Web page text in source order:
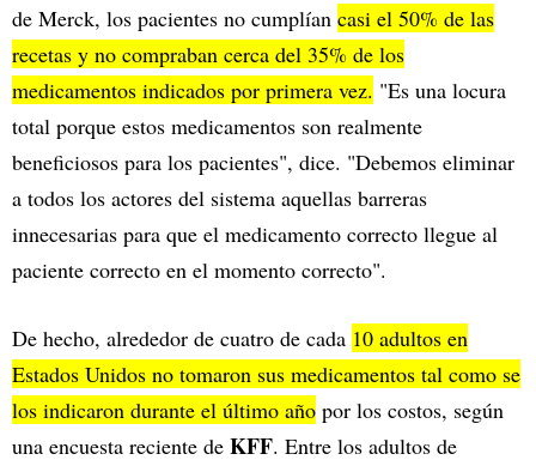
de Merck, los pacientes no cumplían casi el 50% de las
recetas y no compraban cerca del 35% de los
medicamentos indicados por primera vez. "Es una locura
total porque estos medicamentos son realmente
beneficiosos para los pacientes", dice. "Debemos eliminar
a todos los actores del sistema aquellas barreras
innecesarias para que el medicamento correcto llegue al
paciente correcto en el momento correcto".
De hecho, alrededor de cuatro de cada 10 adultos en
Estados Unidos no tomaron sus medicamentos tal como se
los indicaron durante el último año por los costos, según
una encuesta reciente de KFF. Entre los adultos de